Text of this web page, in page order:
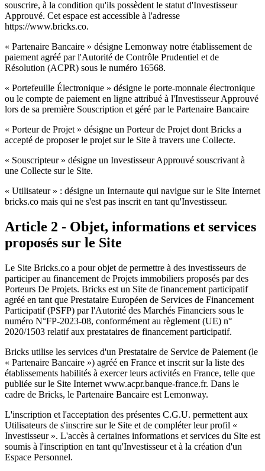
souscrire, à la condition qu'ils possèdent le statut d'Investisseur
Approuvé. Cet espace est accessible à l'adresse
https://www.bricks.co.
« Partenaire Bancaire » désigne Lemonway notre établissement de
paiement agréé par l'Autorité de Contrôle Prudentiel et de
Résolution (ACPR) sous le numéro 16568.
« Portefeuille Électronique » désigne le porte-monnaie électronique
ou le compte de paiement en ligne attribué à l'Investisseur Approuvé
lors de sa première Souscription et géré par le Partenaire Bancaire
« Porteur de Projet » désigne un Porteur de Projet dont Bricks a
accepté de proposer le projet sur le Site à travers une Collecte.
« Souscripteur » désigne un Investisseur Approuvé souscrivant à
une Collecte sur le Site.
« Utilisateur » : désigne un Internaute qui navigue sur le Site Internet
bricks.co mais qui ne s'est pas inscrit en tant qu'Investisseur.
Article 2 - Objet, informations et services
proposés sur le Site
Le Site Bricks.co a pour objet de permettre à des investisseurs de
participer au financement de Projets immobiliers proposés par des
Porteurs De Projets. Bricks est un Site de financement participatif
agréé en tant que Prestataire Européen de Services de Financement
Participatif (PSFP) par l'Autorité des Marchés Financiers sous le
numéro N°FP-2023-08, conformément au règlement (UE) n°
2020/1503 relatif aux prestataires de financement participatif.
Bricks utilise les services d'un Prestataire de Service de Paiement (le
« Partenaire Bancaire ») agréé en France et inscrit sur la liste des
établissements habilités à exercer leurs activités en France, telle que
publiée sur le Site Internet www.acpr.banque-france.fr. Dans le
cadre de Bricks, le Partenaire Bancaire est Lemonway.
L'inscription et l'acceptation des présentes C.G.U. permettent aux
Utilisateurs de s'inscrire sur le Site et de compléter leur profil «
Investisseur ». L'accès à certaines informations et services du Site est
soumis à l'inscription en tant qu'Investisseur et à la création d'un
Espace Personnel.